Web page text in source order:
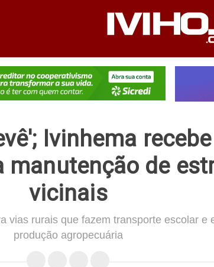
FALE
Ivinhema
manutenção de
vicinais
vias rurais que fazem transporte escolar e
produção agropecuária